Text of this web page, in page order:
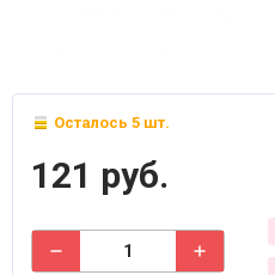
Осталось 5 шт.
121 руб.